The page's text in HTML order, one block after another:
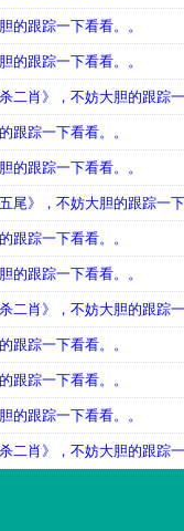
的跟踪一下看看。。
的跟踪一下看看。。
二肖》，不妨大胆的跟踪
跟踪一下看看。。
的跟踪一下看看。。
尾》，不妨大胆的跟踪一
跟踪一下看看。。
的跟踪一下看看。。
二肖》，不妨大胆的跟踪
跟踪一下看看。。
跟踪一下看看。。
的跟踪一下看看。。
二肖》，不妨大胆的跟踪